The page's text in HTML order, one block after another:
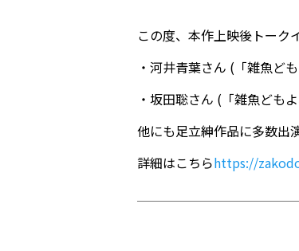
この度、本作上映後トーク
・河井青葉さん (「雑魚ど
・坂田聡さん (「雑魚ども
他にも足立紳作品に多数出
詳細はこちらhttps://